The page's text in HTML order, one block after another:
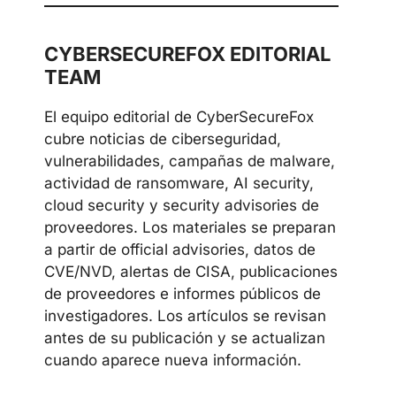
CYBERSECUREFOX EDITORIAL
TEAM
El equipo editorial de CyberSecureFox
cubre noticias de ciberseguridad,
vulnerabilidades, campañas de malware,
actividad de ransomware, AI security,
cloud security y security advisories de
proveedores. Los materiales se preparan
a partir de official advisories, datos de
CVE/NVD, alertas de CISA, publicaciones
de proveedores e informes públicos de
investigadores. Los artículos se revisan
antes de su publicación y se actualizan
cuando aparece nueva información.